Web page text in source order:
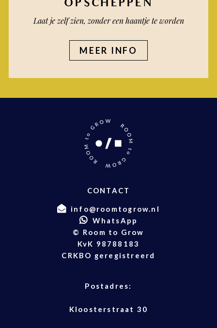
OPSCHEPPEN
Laat je zelf zien, zonder een haantje te worden
MEER INFO
CONTACT
info@roomtogrow.nl
WhatsApp
© Room to Grow
KvK 98788183
CRKBO geregistreerd
Postadres:
Kloosterstraat 30